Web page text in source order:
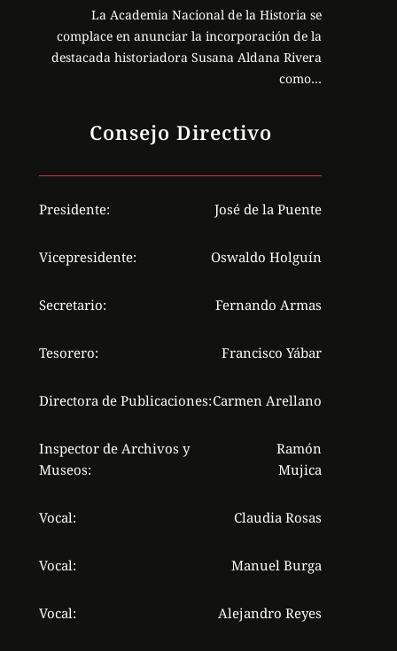
La Academia Nacional de la Historia se
complace en anunciar la incorporación de la
destacada historiadora Susana Aldana Rivera
como…
Consejo Directivo
Presidente: José de la Puente
Vicepresidente: Oswaldo Holguín
Secretario: Fernando Armas
Tesorero: Francisco Yábar
Directora de Publicaciones:Carmen Arellano
Inspector de Archivos y
Museos:
Ramón
Mujica
Vocal: Claudia Rosas
Vocal: Manuel Burga
Vocal: Alejandro Reyes